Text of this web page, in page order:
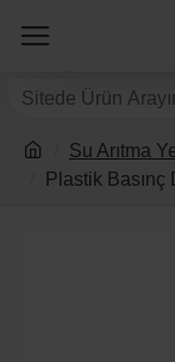
Su Arıtma
Plastik Basınç